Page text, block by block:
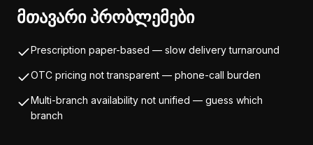
მთავარი პრობლემები
Prescription paper-based — slow delivery turnaround
OTC pricing not transparent — phone-call burden
Multi-branch availability not unified — guess which
branch